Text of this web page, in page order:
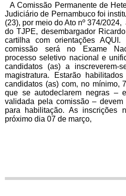
A Comissão Permanente de
Judiciário de Pernambuco foi
(23), por meio do Ato nº 374/
do TJPE, desembargador
cartilha com orientações
comissão será no Exame
processo seletivo nacional e
candidatos (as) a inscreverem-
magistratura. Estarão
candidatos (as) com, no mínimo,
que se autodeclarem negras –
validada pela comissão – devem
para habilitação. As inscrições
próximo dia 07 de março,